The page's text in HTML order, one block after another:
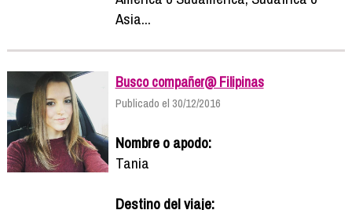
Asia...
Busco compañer@ Filipinas
Publicado el 30/12/2016
Nombre o apodo:
Tania
Destino del viaje: